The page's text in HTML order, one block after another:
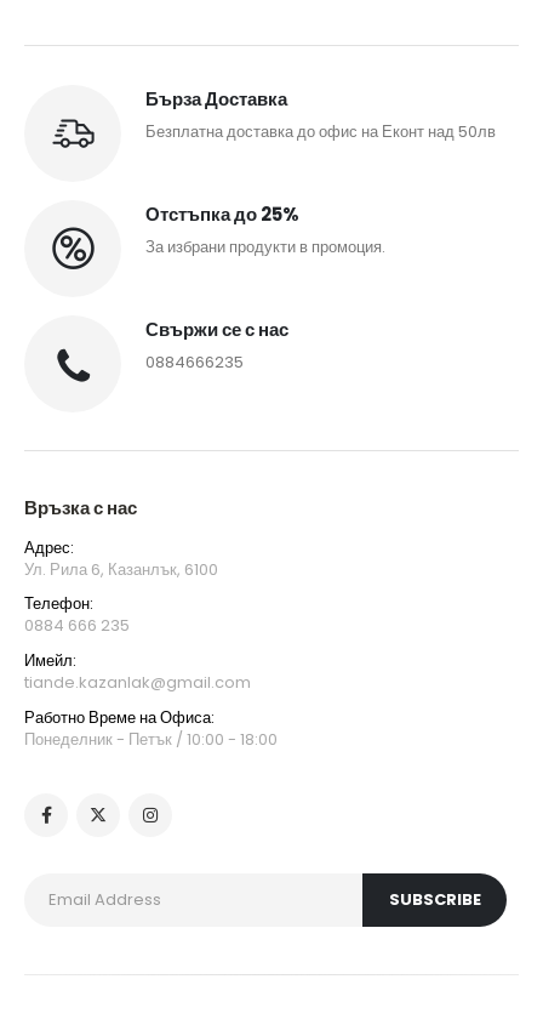
Бърза Доставка
Безплатна доставка до офис на Еконт над 50лв
Отстъпка до 25%
За избрани продукти в промоция.
Свържи се с нас
0884666235
Връзка с нас
Адрес:
Ул. Рила 6, Казанлък, 6100
Телефон:
0884 666 235
Имейл:
tiande.kazanlak@gmail.com
Работно Време на Офиса:
Понеделник - Петък / 10:00 - 18:00